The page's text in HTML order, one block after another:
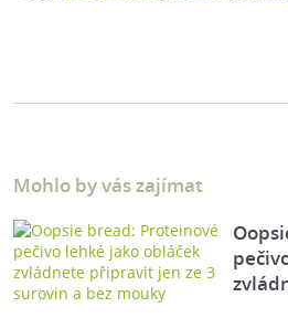
Mohlo by vás zajímat